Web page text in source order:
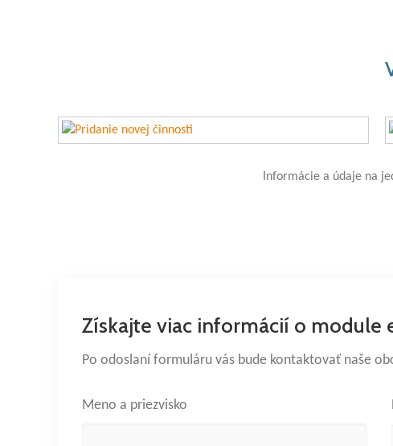
Informácie a údaje na
Získajte viac informácií o module
Po odoslaní formuláru vás bude kontaktovať naše
Meno a priezvisko